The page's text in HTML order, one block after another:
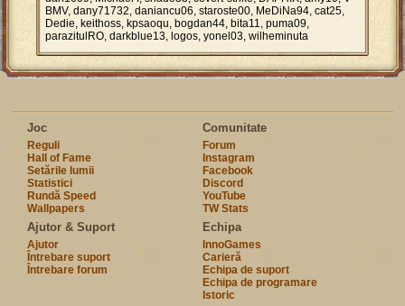
BMV, dany71732, daniancu06, staroste00, MeDiNa94, cat25,
Dedie, keithoss, kpsaoqu, bogdan44, bita11, puma09,
parazitulRO, darkblue13, logos, yonel03, wilheminuta
Joc
Reguli
Hall of Fame
Setările lumii
Statistici
Rundă Speed
Wallpapers
Comunitate
Forum
Instagram
Facebook
Discord
YouTube
TW Stats
Ajutor & Suport
Ajutor
Întrebare suport
Întrebare forum
Echipa
InnoGames
Carieră
Echipa de suport
Echipa de programare
Istoric